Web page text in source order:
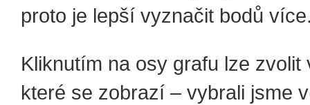
proto je lepší vyznačit bodů
Kliknutím na osy grafu lze zvolit
které se zobrazí – vybrali jsme